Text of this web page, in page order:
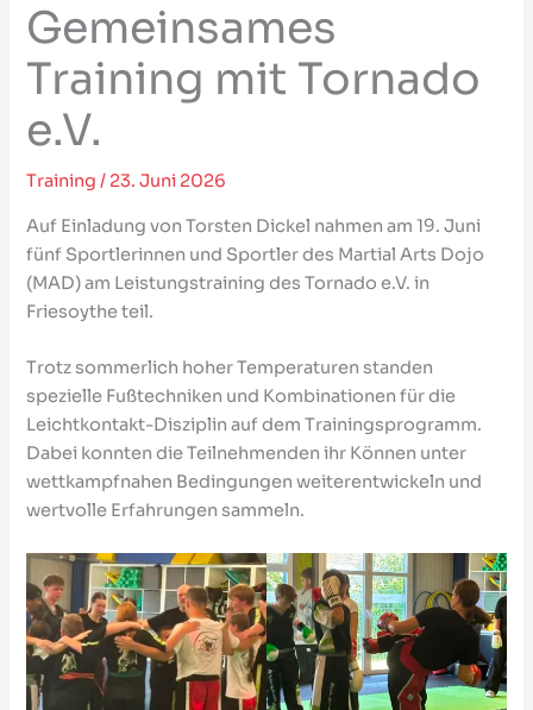
Gemeinsames
Training mit Tornado
e.V.
Training / 23. Juni 2026
Auf Einladung von Torsten Dickel nahmen am 19. Juni
fünf Sportlerinnen und Sportler des Martial Arts Dojo
(MAD) am Leistungstraining des Tornado e.V. in
Friesoythe teil.
Trotz sommerlich hoher Temperaturen standen
spezielle Fußtechniken und Kombinationen für die
Leichtkontakt-Disziplin auf dem Trainingsprogramm.
Dabei konnten die Teilnehmenden ihr Können unter
wettkampfnahen Bedingungen weiterentwickeln und
wertvolle Erfahrungen sammeln.